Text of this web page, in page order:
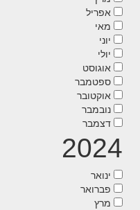
אפריל
מאי
יוני
יולי
אוגוסט
ספטמבר
אוקטובר
נובמבר
דצמבר
2024
ינואר
פברואר
מרץ